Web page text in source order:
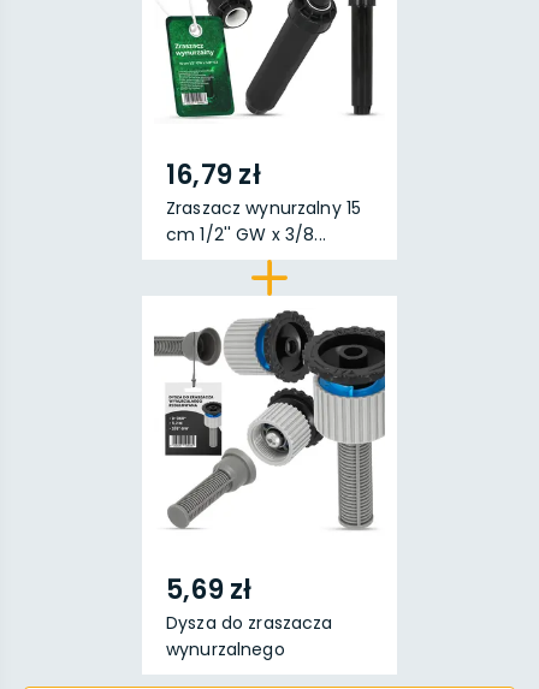
16,79 zł
Zraszacz wynurzalny 15
cm 1/2'' GW x 3/8...
5,69 zł
Dysza do zraszacza
wynurzalnego
regulowa...